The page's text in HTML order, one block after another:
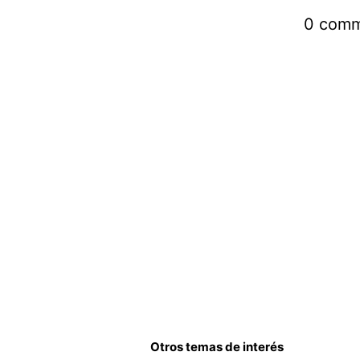
0
Otros temas de interés